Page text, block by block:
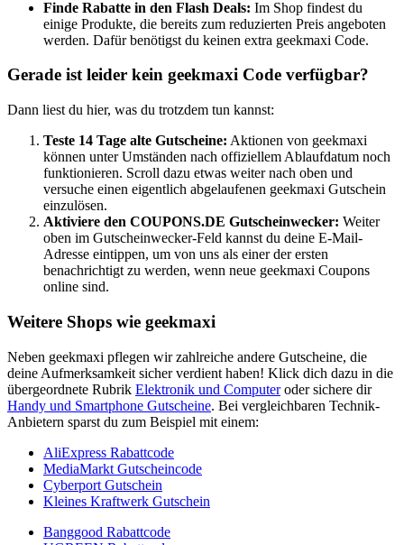
Finde Rabatte in den Flash Deals: Im Shop findest du
einige Produkte, die bereits zum reduzierten Preis angeboten
werden. Dafür benötigst du keinen extra geekmaxi Code.
Gerade ist leider kein geekmaxi Code verfügbar?
Dann liest du hier, was du trotzdem tun kannst:
Teste 14 Tage alte Gutscheine: Aktionen von geekmaxi
können unter Umständen nach offiziellem Ablaufdatum noch
funktionieren. Scroll dazu etwas weiter nach oben und
versuche einen eigentlich abgelaufenen geekmaxi Gutschein
einzulösen.
Aktiviere den COUPONS.DE Gutscheinwecker: Weiter
oben im Gutscheinwecker-Feld kannst du deine E-Mail-
Adresse eintippen, um von uns als einer der ersten
benachrichtigt zu werden, wenn neue geekmaxi Coupons
online sind.
Weitere Shops wie geekmaxi
Neben geekmaxi pflegen wir zahlreiche andere Gutscheine, die
deine Aufmerksamkeit sicher verdient haben! Klick dich dazu in die
übergeordnete Rubrik Elektronik und Computeroder sichere dir
Handy und Smartphone Gutscheine. Bei vergleichbaren Technik-
Anbietern sparst du zum Beispiel mit einem:
AliExpress Rabattcode
MediaMarkt Gutscheincode
Cyberport Gutschein
Kleines Kraftwerk Gutschein
Banggood Rabattcode